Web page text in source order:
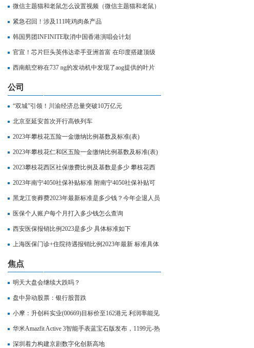
微信主题猫和老鼠怎么设置视频（微信主题猫和老鼠）
紧急召回！涉及111吨鸡肉条产品
韩国男团INFINITE取消中国香港演唱会计划
官宣！芯片巨头英伟达牵手亚洲首富 在印度搭建顶级
超算、炼制本土大模型
西南航空称在737 ng的发动机中发现了aog提供的叶片
公司
“双城”引领！川渝经济总量突破10万亿元
北京至延安首次开行高铁列车
2023年攀枝花五险一金缴纳比例基数及标准(表)
2023年攀枝花仁和区五险一金缴纳比例基数及标准(表)
2023攀枝花西区社保缴费比例及基数是多少 攀枝花西
区社保缴费标准表
2023年南宁4050社保补贴标准 附南宁4050社保补贴可
以享受几年
黑龙江丧葬费2023年最新标准是多少钱？今年企退人员
丧葬费领多少钱？
医保个人账户每个月打入多少钱怎么查询
西安医保报销比例2023是多少 具体标准如下
上海医保门诊+住院待遇报销比例2023年最新 标准具体
如下
焦点
明天大盘会继续大跌吗？
盘中异动股票：银行股普跌
小摩：升创科实业(00669)目标价至162港元 利润率能见
度改善_每日消息
华米Amazfit Active 3智能手表蓝宝石版发布，1199元-热
点评
深圳着力构建京剧数字化创新高地